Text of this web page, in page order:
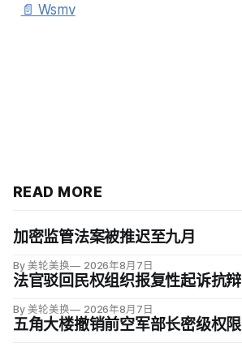
📄 Wsmv
READ MORE
加密监管法案被推迟至九月
By 美轮美换 2026年8月7日
法官驳回民权组织报复性起诉抗辩
By 美轮美换 2026年8月7日
五角大楼撤销前空军部长密级权限